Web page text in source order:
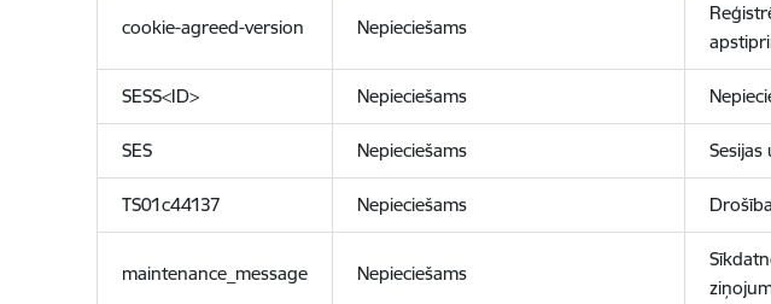
cookie-agreed-version Nepieciešams
SESS<ID> Nepieciešams
SES Nepieciešams
TS01c44137 Nepieciešams
maintenance_message Nepieciešams